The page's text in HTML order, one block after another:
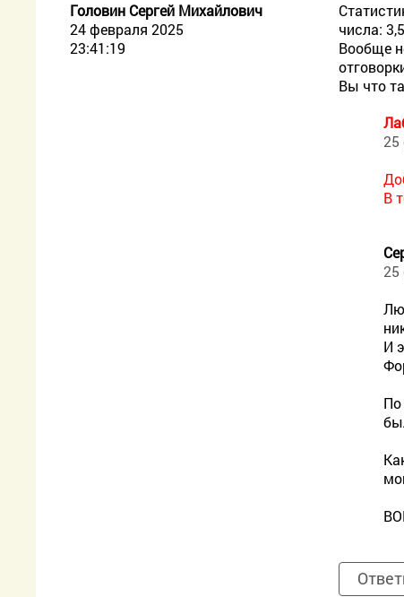
Головин Сергей Михайлович
24 февраля 2025
23:41:19
числа:
Вообще
Вы что
25
В
25
И
По